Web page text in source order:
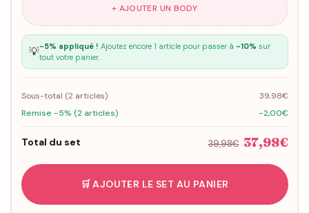
+ AJOUTER UN BODY
💡-5% appliqué ! Ajoutez encore 1 article pour passer à -10% sur
tout votre panier.
Sous-total (2articles)
39,98€
Remise -5% (2 articles)
-2,00€
Total du set 39,98€ 37,98€
🛒 AJOUTER LE SET AU PANIER